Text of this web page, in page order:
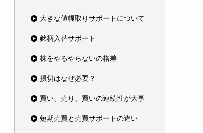
大きな値幅取りサポートについて
銘柄入替サポート
株をやるやらないの格差
損切はなぜ必要？
買い、売り、買いの連続性が大事
短期売買と売買サポートの違い